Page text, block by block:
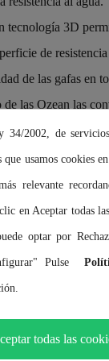
tecnología 3D
de
de las gafas en
las Ozean las
y
golpes que
de ejercer
HCF, las
apretar en exceso
34/2002, de
usamos cookies
relevante
en Aceptar todas
optar por
Pulse
todas las